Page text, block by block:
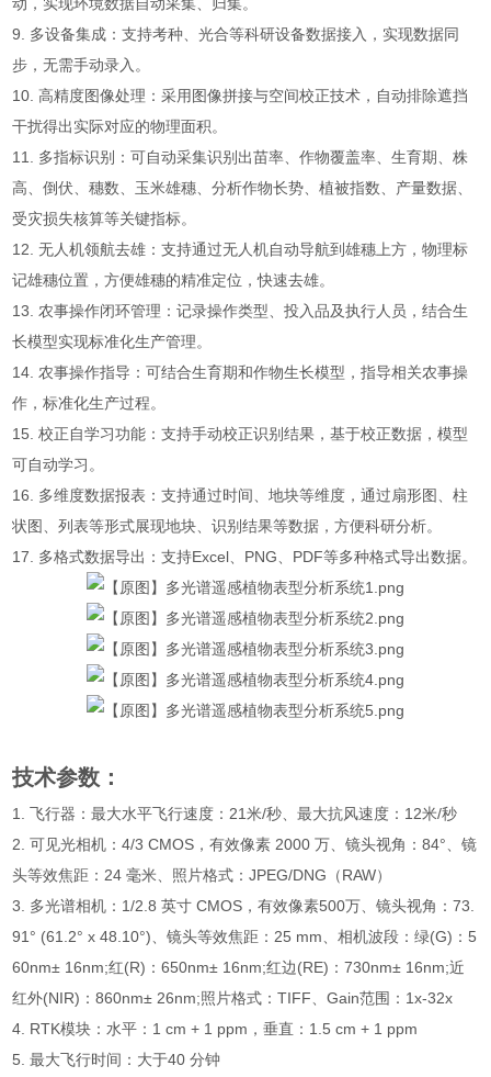
9. 多设备集成：支持考种、光合等科研设备数据接入，实现数据同
步，无需手动录入。‌
10. ‌高精度图像处理：采用图像拼接与空间校正技术，自动排除遮挡
干扰得出实际对应的物理面积。
11. 多指标识别：可自动采集识别出苗率、作物覆盖率、生育期、株
高、倒伏、穗数、玉米雄穗、分析作物长势、植被指数、产量数据、
受灾损失核算等关键指标。
12. 无人机领航去雄：支持通过无人机自动导航到雄穗上方，物理标
记雄穗位置，方便雄穗的精准定位，快速去雄。
13. ‌农事操作闭环管理‌：记录操作类型、投入品及执行人员，结合生
长模型实现标准化生产管理‌。
14. 农事操作指导：可结合生育期和作物生长模型，指导相关农事操
作，标准化生产过程。
15. 校正自学习功能：支持手动校正识别结果，基于校正数据，模型
可自动学习。
16. 多维度数据报表：支持通过时间、地块等维度，通过扇形图、柱
状图、列表等形式展现地块、识别结果等数据，方便科研分析。
17. 多格式数据导出：支持Excel、PNG、PDF等多种格式导出数据。
技术参数：
1. 飞行器：最大水平飞行速度：21米/秒、最大抗风速度：12米/秒
2. 可见光相机：4/3 CMOS，有效像素 2000 万、镜头视角：84°、镜
头等效焦距：24 毫米、照片格式：JPEG/DNG（RAW）
3. 多光谱相机：1/2.8 英寸 CMOS，有效像素500万、镜头视角：73.
91° (61.2° x 48.10°)、镜头等效焦距：25 mm、相机波段：绿(G)：5
60nm± 16nm;红(R)：650nm± 16nm;红边(RE)：730nm± 16nm;近
红外(NIR)：860nm± 26nm;照片格式：TIFF、Gain范围：1x-32x
4. RTK模块：水平：1 cm + 1 ppm，垂直：1.5 cm + 1 ppm
5. 最大飞行时间：大于40 分钟